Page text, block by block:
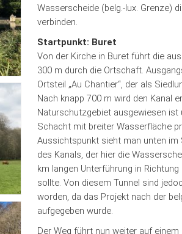
Wasserscheide (belg.-lux. Grenze)
verbinden.
Startpunkt: Buret
Von der Kirche in Buret führt die
300 m durch die Ortschaft.
Ortsteil „Au Chantier“, der als
Nach knapp 700 m wird den Kanal
Naturschutzgebiet ausgewiesen ist
Schacht mit breiter Wasserfläche
Aussichtspunkt sieht man unten im
des Kanals, der hier die
km langen Unterführung in
sollte. Von diesem Tunnel sind
worden, da das Projekt nach der
aufgegeben wurde.
Der Weg führt nun weiter auf